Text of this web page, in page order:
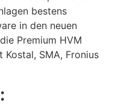
bestens
in den neuen
Premium HVM
SMA, Fronius